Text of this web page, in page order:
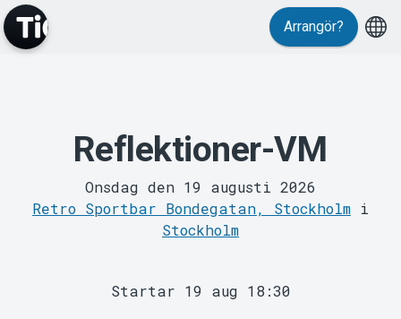
Evenemang Arrangör?
Reflektioner-VM
Onsdag den 19 augusti 2026
Retro Sportbar Bondegatan, Stockholm i
Stockholm
Startar 19 aug 18:30